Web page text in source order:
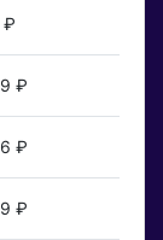
₽
₽
₽
₽